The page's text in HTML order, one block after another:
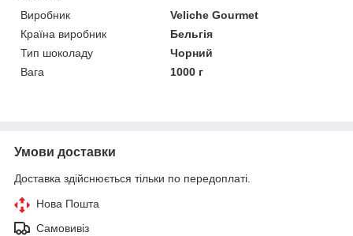
Виробник
Veliche Gourmet
Країна виробник
Бельгія
Тип шоколаду
Чорний
Вага
1000 г
Умови доставки
Доставка здійснюється тільки по передоплаті.
Нова Пошта
Самовивіз